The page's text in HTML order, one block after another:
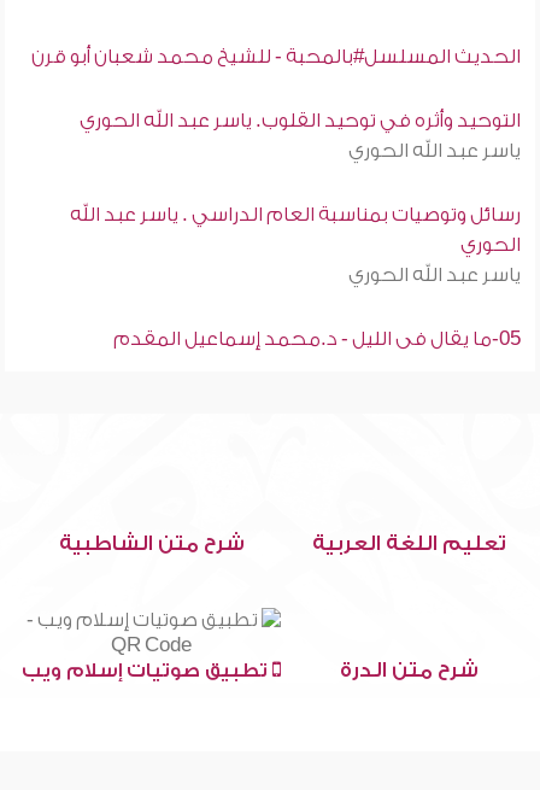
الحديث المسلسل#بالمحبة - للشيخ محمد شعبان أبو قرن
التوحيد وأثره في توحيد القلوب. ياسر عبد الله الحوري
ياسر عبد الله الحوري
رسائل وتوصيات بمناسبة العام الدراسي . ياسر عبد الله
الحوري
ياسر عبد الله الحوري
05-ما يقال فى الليل - د.محمد إسماعيل المقدم
تعليم اللغة العربية شرح متن الشاطبية
شرح متن الدرة تطبيق صوتيات إسلام ويب